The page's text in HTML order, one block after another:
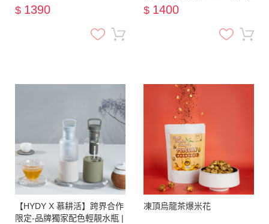
$ 1390
頂）
$ 1400
【HYDY X 慕耕活】跨界合作
限定-品牌獨家配色輕靚水瓶 |
凍頂烏龍茶爆米花